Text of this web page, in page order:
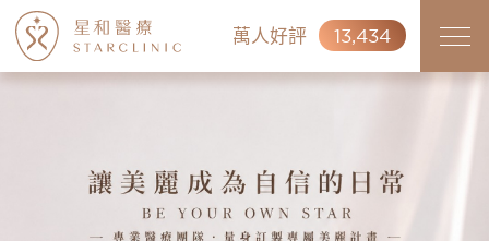
萬人好評 13,434